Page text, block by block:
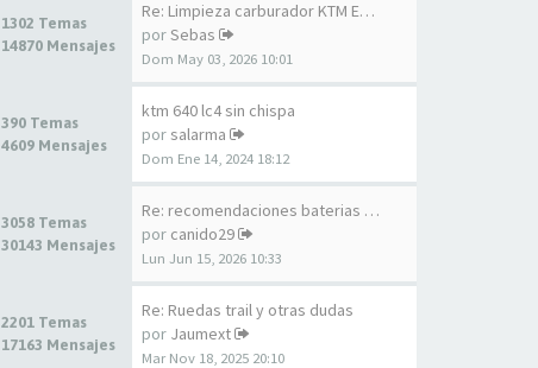
1302 Temas
14870 Mensajes
Re: Limpieza carburador KTM E…
porSebas
Dom May 03, 2026 10:01
390 Temas
4609 Mensajes
ktm 640 lc4 sin chispa
por salarma
Dom Ene 14, 2024 18:12
3058 Temas
30143 Mensajes
Re: recomendaciones baterias …
por canido29
Lun Jun 15, 2026 10:33
2201 Temas
17163 Mensajes
Re: Ruedas trail y otras dudas
por Jaumext
Mar Nov 18, 2025 20:10